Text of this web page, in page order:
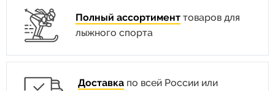
Полный ассортимент товаров для
лыжного спорта
Доставка по всей России или